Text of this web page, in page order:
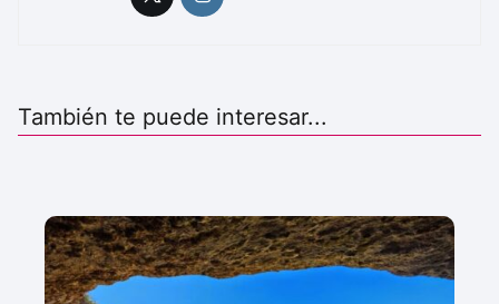
También te puede interesar...